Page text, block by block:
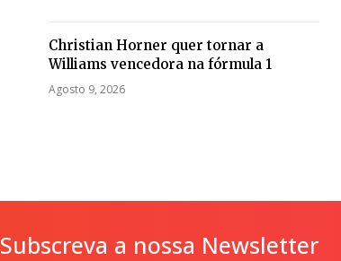
Christian Horner quer tornar a
Williams vencedora na fórmula 1
Agosto 9, 2026
Subscreva a nossa Newsletter